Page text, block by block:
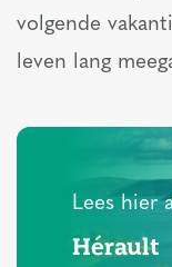
volgende
leven lang
Lees hier
Hérault